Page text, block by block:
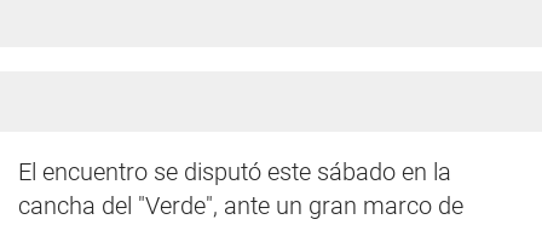
El encuentro se disputó este sábado en la
cancha del "Verde", ante un gran marco de